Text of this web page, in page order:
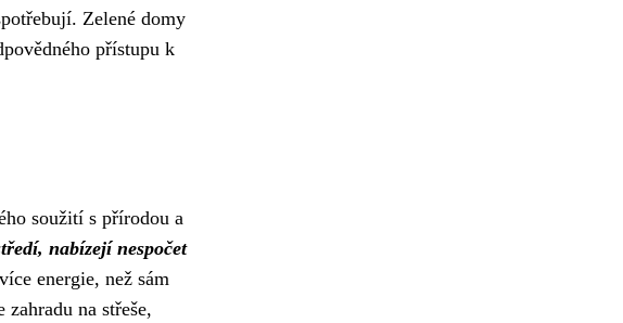
Zelené domy
přístupu k
soužití s přírodou a
nabízejí nespočet
energie, než sám
na střeše,